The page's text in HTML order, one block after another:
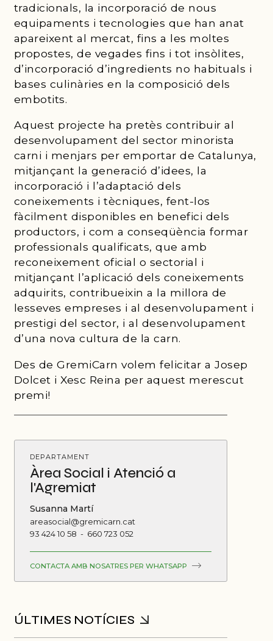
tradicionals, la incorporació de nous
equipaments i tecnologies que han anat
apareixent al mercat, fins a les moltes
propostes, de vegades fins i tot insòlites,
d’incorporació d’ingredients no habituals i
bases culinàries en la composició dels
embotits.
Aquest projecte ha pretès contribuir al
desenvolupament del sector minorista
carni i menjars per emportar de Catalunya,
mitjançant la generació d’idees, la
incorporació i l’adaptació dels
coneixements i tècniques, fent-los
fàcilment disponibles en benefici dels
productors, i com a conseqüència formar
professionals qualificats, que amb
reconeixement oficial o sectorial i
mitjançant l’aplicació dels coneixements
adquirits, contribueixin a la millora de
lesseves empreses i al desenvolupament i
prestigi del sector, i al desenvolupament
d’una nova cultura de la carn.
Des de GremiCarn volem felicitar a Josep
Dolcet i Xesc Reina per aquest merescut
premi!
DEPARTAMENT
Àrea Social i Atenció a
l'Agremiat
Susanna Martí
areasocial@gremicarn.cat
93 424 10 58 - 660 723 052
CONTACTA AMB NOSATRES PER WHATSAPP